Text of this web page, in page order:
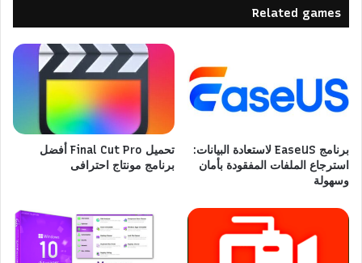
Related games
برنامج EaseUS لاستعادة البيانات:
استرجاع الملفات المفقودة بأمان
وسهولة
تحميل Final Cut Pro أفضل
برنامج مونتاج احترافى